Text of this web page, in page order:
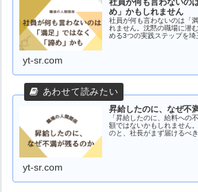
め」かもしれません
社員が何も言わないのは「
れません。沈黙の職場に潜
める3つの実践ステップを埼
yt-sr.com
昇給したのに、なぜ不
「昇給したのに、給料への
額ではないかもしれません
のと、社長がまず届けるべ
yt-sr.com